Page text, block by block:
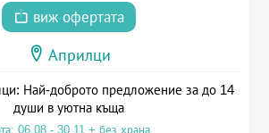
виж офертата
Априлци
Най-доброто предложение за до 14
души в уютна къща
06.08 - 30.11 + без храна